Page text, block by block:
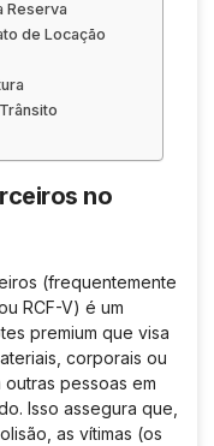
Reserva
de Locação
no
(frequentemente
RCF-V) é um
premium que visa
corporais ou
pessoas em
Isso assegura que,
as vítimas (os